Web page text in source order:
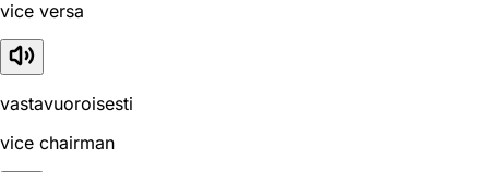
vice versa
vastavuoroisesti
vice chairman